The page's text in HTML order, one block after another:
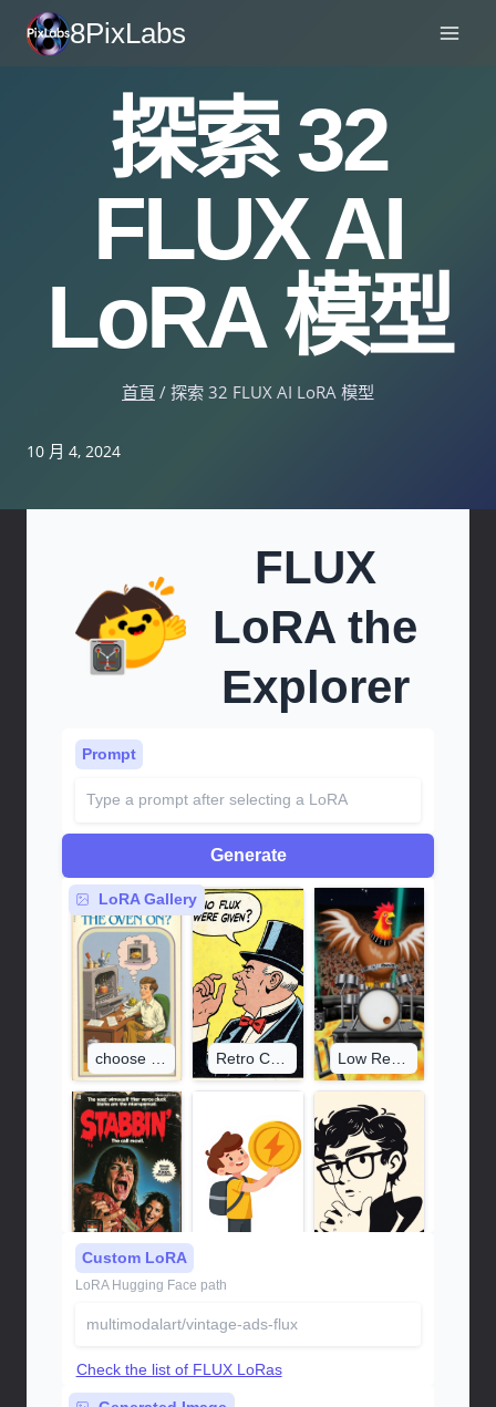
8PixLabs
探索 32
FLUX AI
LoRA 模型
首頁 / 探索 32 FLUX AI LoRA 模型
10 月 4, 2024